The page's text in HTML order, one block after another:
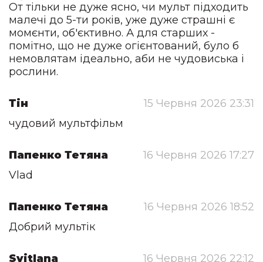
От тільки не дуже ясно, чи мульт підходить
малечі до 5-ти років, уже дуже страшні є
момєнти, об'єктивно. А для старших -
помітно, що не дуже огієнтований, було б
немовлятам ідеально, аби не чудовиська і
рослини.
Тін
15 Червня 2026 23:31
чудовий мультфільм
Папенко Тетяна
16 Червня 2026 17:27
Vlad
Папенко Тетяна
16 Червня 2026 18:52
Добрий мультік
Svitlana 16 Червня 2026 22:12